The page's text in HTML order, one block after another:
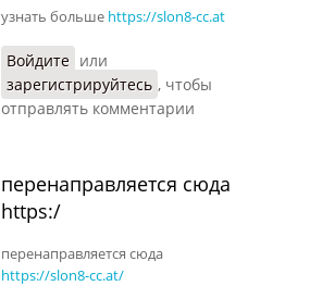
узнать больше https://slon8-cc.at
Войдите или
зарегистрируйтесь , чтобы
отправлять комментарии
перенаправляется сюда
https:/
перенаправляется сюда
https://slon8-cc.at/